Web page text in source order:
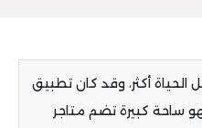
أكثر، وقد كان تطبيق
ساحة كبيرة تضم متاجر